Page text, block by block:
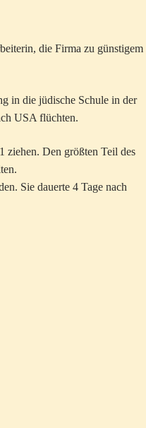
die Firma zu günstigem
in die jüdische Schule in der
USA flüchten.
ziehen. Den größten Teil des
Sie dauerte 4 Tage nach